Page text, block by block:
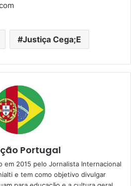
Justiça Cega;E
Portugal
em 2015 pelo Jornalista Internacional
e tem como objetivo divulgar